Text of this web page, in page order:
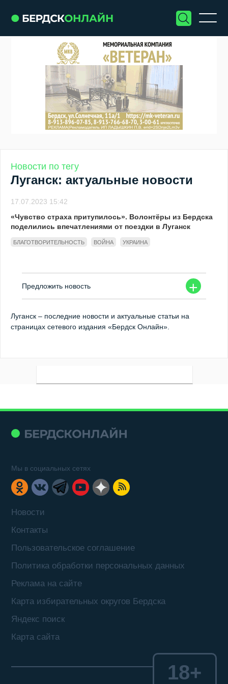
Новости по тегу
Луганск: актуальные новости
17.07.2023 15:42
«Чувство страха притупилось». Волонтёры из Бердска
поделились впечатлениями от поездки в Луганск
БЛАГОТВОРИТЕЛЬНОСТЬ ВОЙНА УКРАИНА
+
Предложить новость
Луганск – последние новости и актуальные статьи на
страницах сетевого издания «Бердск Онлайн».
Новости
Контакты
Пользовательское соглашение
Политика обработки персональных данных
Реклама на сайте
Карта избирательных округов Бердска
Яндекс поиск
Карта сайта
Мы в социальных сетях
18+